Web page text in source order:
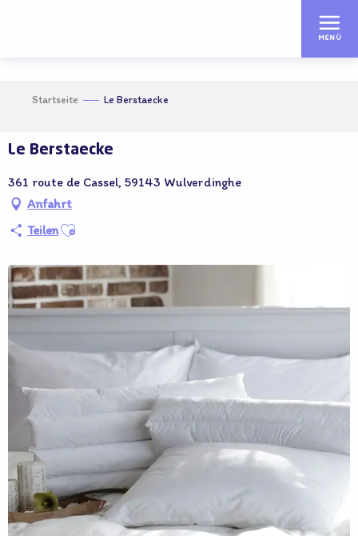
MENÜ
Startseite Le Berstaecke
Le Berstaecke
361 route de Cassel, 59143 Wulverdinghe
Anfahrt
TeilenAjouter aux favoris